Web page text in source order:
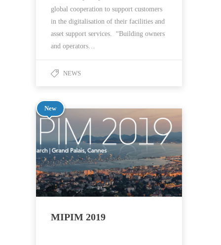
global cooperation to support customers
in the digitalisation of their facilities and
asset support services. “Building owners
and operators…
NEWS
New
MIPIM 2019